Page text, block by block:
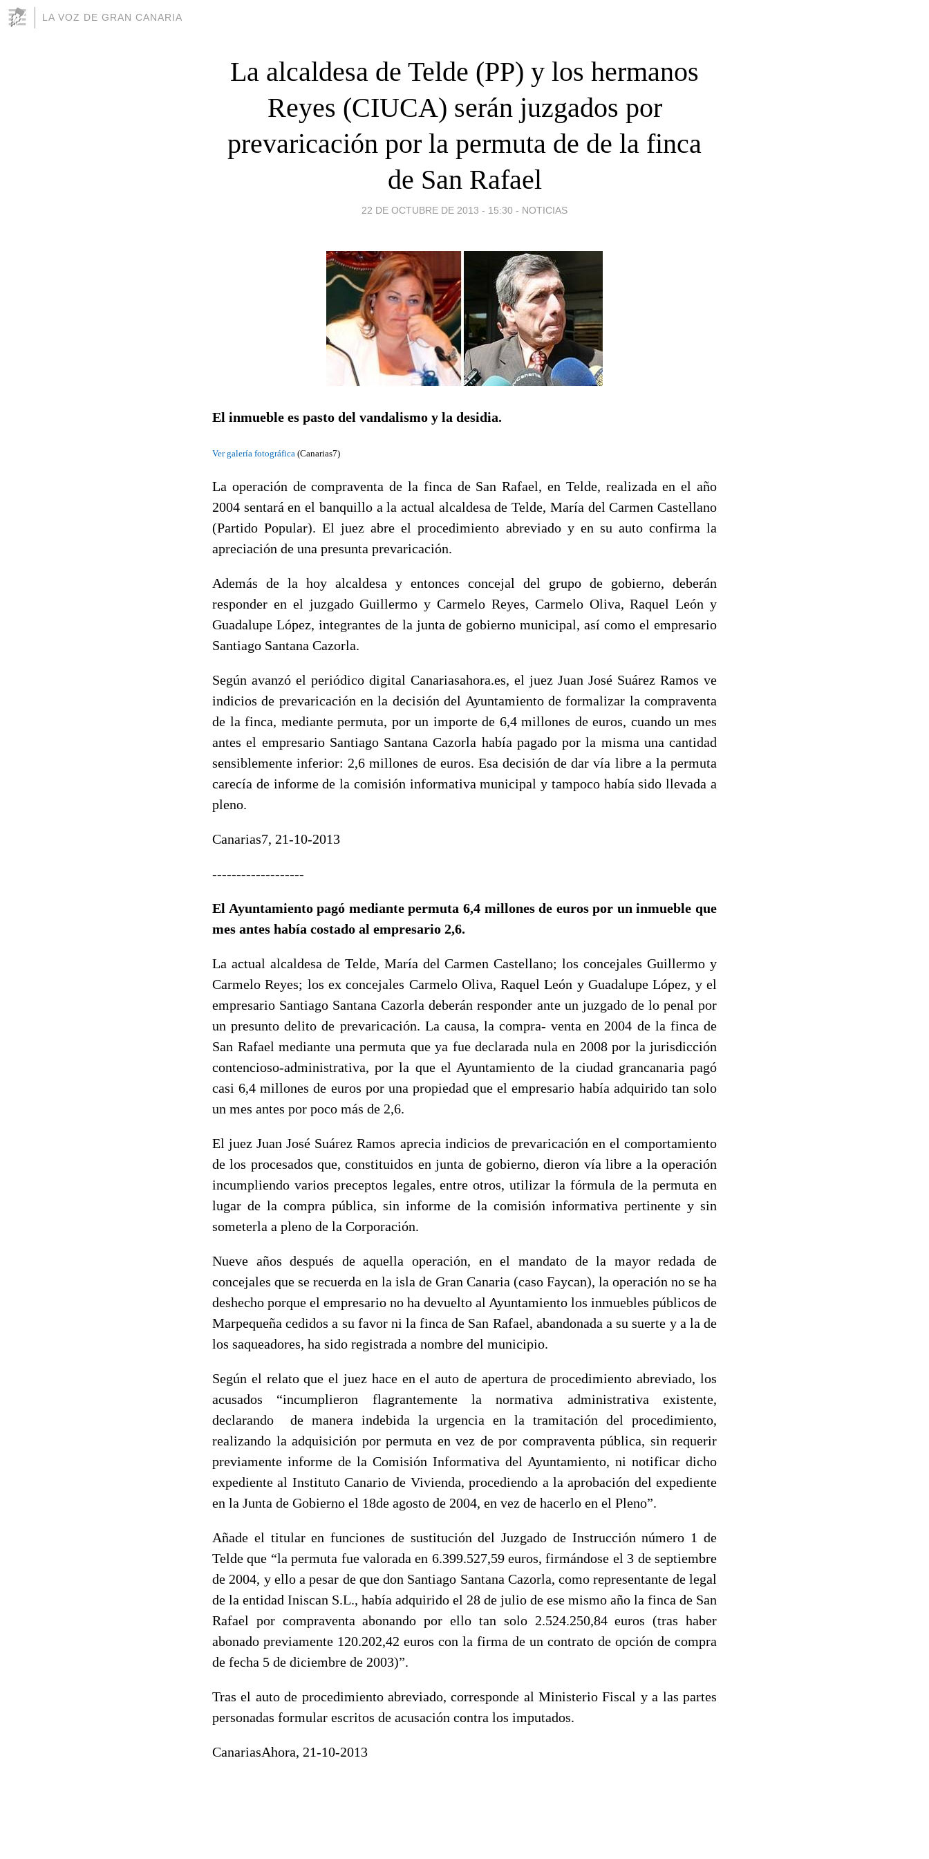
LA VOZ DE GRAN CANARIA
La alcaldesa de Telde (PP) y los hermanos
Reyes (CIUCA) serán juzgados por
prevaricación por la permuta de de la finca
de San Rafael
22 DE OCTUBRE DE 2013 - 15:30 - NOTICIAS
El inmueble es pasto del vandalismo y la desidia.
Ver galería fotográfica (Canarias7)
La operación de compraventa de la finca de San Rafael, en Telde, realizada en el año
2004 sentará en el banquillo a la actual alcaldesa de Telde, María del Carmen Castellano
(Partido Popular). El juez abre el procedimiento abreviado y en su auto confirma la
apreciación de una presunta prevaricación.
Además de la hoy alcaldesa y entonces concejal del grupo de gobierno, deberán
responder en el juzgado Guillermo y Carmelo Reyes, Carmelo Oliva, Raquel León y
Guadalupe López, integrantes de la junta de gobierno municipal, así como el empresario
Santiago Santana Cazorla.
Según avanzó el periódico digital Canariasahora.es, el juez Juan José Suárez Ramos ve
indicios de prevaricación en la decisión del Ayuntamiento de formalizar la compraventa
de la finca, mediante permuta, por un importe de 6,4 millones de euros, cuando un mes
antes el empresario Santiago Santana Cazorla había pagado por la misma una cantidad
sensiblemente inferior: 2,6 millones de euros. Esa decisión de dar vía libre a la permuta
carecía de informe de la comisión informativa municipal y tampoco había sido llevada a
pleno.
Canarias7, 21-10-2013
-------------------
El Ayuntamiento pagó mediante permuta 6,4 millones de euros por un inmueble que
mes antes había costado al empresario 2,6.
La actual alcaldesa de Telde, María del Carmen Castellano; los concejales Guillermo y
Carmelo Reyes; los ex concejales Carmelo Oliva, Raquel León y Guadalupe López, y el
empresario Santiago Santana Cazorla deberán responder ante un juzgado de lo penal por
un presunto delito de prevaricación. La causa, la compra- venta en 2004 de la finca de
San Rafael mediante una permuta que ya fue declarada nula en 2008 por la jurisdicción
contencioso-administrativa, por la que el Ayuntamiento de la ciudad grancanaria pagó
casi 6,4 millones de euros por una propiedad que el empresario había adquirido tan solo
un mes antes por poco más de 2,6.
El juez Juan José Suárez Ramos aprecia indicios de prevaricación en el comportamiento
de los procesados que, constituidos en junta de gobierno, dieron vía libre a la operación
incumpliendo varios preceptos legales, entre otros, utilizar la fórmula de la permuta en
lugar de la compra pública, sin informe de la comisión informativa pertinente y sin
someterla a pleno de la Corporación.
Nueve años después de aquella operación, en el mandato de la mayor redada de
concejales que se recuerda en la isla de Gran Canaria (caso Faycan), la operación no se ha
deshecho porque el empresario no ha devuelto al Ayuntamiento los inmuebles públicos de
Marpequeña cedidos a su favor ni la finca de San Rafael, abandonada a su suerte y a la de
los saqueadores, ha sido registrada a nombre del municipio.
Según el relato que el juez hace en el auto de apertura de procedimiento abreviado, los
acusados “incumplieron flagrantemente la normativa administrativa existente,
declarando de manera indebida la urgencia en la tramitación del procedimiento,
realizando la adquisición por permuta en vez de por compraventa pública, sin requerir
previamente informe de la Comisión Informativa del Ayuntamiento, ni notificar dicho
expediente al Instituto Canario de Vivienda, procediendo a la aprobación del expediente
en la Junta de Gobierno el 18de agosto de 2004, en vez de hacerlo en el Pleno”.
Añade el titular en funciones de sustitución del Juzgado de Instrucción número 1 de
Telde que “la permuta fue valorada en 6.399.527,59 euros, firmándose el 3 de septiembre
de 2004, y ello a pesar de que don Santiago Santana Cazorla, como representante de legal
de la entidad Iniscan S.L., había adquirido el 28 de julio de ese mismo año la finca de San
Rafael por compraventa abonando por ello tan solo 2.524.250,84 euros (tras haber
abonado previamente 120.202,42 euros con la firma de un contrato de opción de compra
de fecha 5 de diciembre de 2003)”.
Tras el auto de procedimiento abreviado, corresponde al Ministerio Fiscal y a las partes
personadas formular escritos de acusación contra los imputados.
CanariasAhora, 21-10-2013